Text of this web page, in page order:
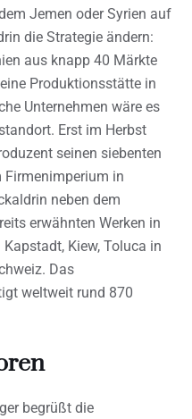
Jemen oder Syrien auf
die Strategie ändern:
aus knapp 40 Märkte
Produktionsstätte in
Unternehmen wäre es
Erst im Herbst
seinen siebenten
in
neben dem
erwähnten Werken in
Kiew, Toluca in
Das
weltweit rund 870
begrüßt die